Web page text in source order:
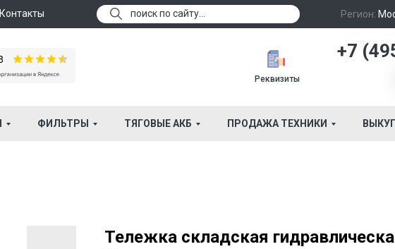
Регион:
+7
Реквизиты
Контакты поиск по сайту...
ФИЛЬТРЫ ТЯГОВЫЕ АКБ ПРОДАЖА ТЕХНИКИ ВЫКУП
Тележка складская